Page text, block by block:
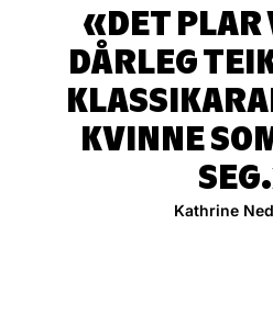
DET PLAR
DÅRLEG
KVINNE
SEG.
Kathrine